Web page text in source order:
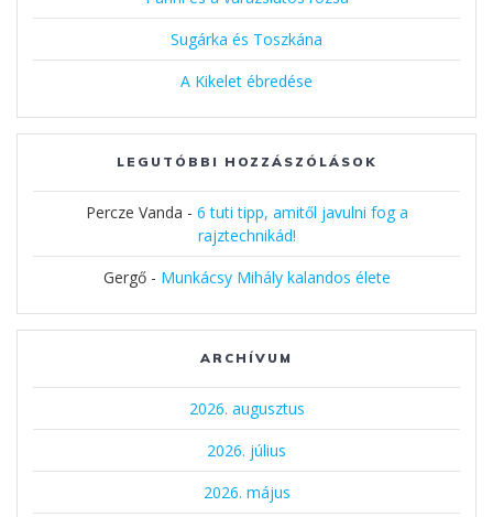
Sugárka és Toszkána
A Kikelet ébredése
LEGUTÓBBI HOZZÁSZÓLÁSOK
Percze Vanda - 6 tuti tipp, amitől javulni fog a
rajztechnikád!
Gergő- Munkácsy Mihály kalandos élete
ARCHÍVUM
2026. augusztus
2026. július
2026. május